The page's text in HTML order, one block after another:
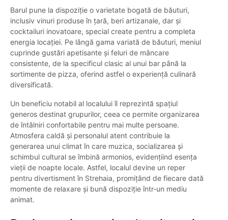
Barul pune la dispoziție o varietate bogată de băuturi,
inclusiv vinuri produse în țară, beri artizanale, dar și
cocktailuri inovatoare, special create pentru a completa
energia locației. Pe lângă gama variată de băuturi, meniul
cuprinde gustări apetisante și feluri de mâncare
consistente, de la specificul clasic al unui bar până la
sortimente de pizza, oferind astfel o experiență culinară
diversificată.
Un beneficiu notabil al localului îl reprezintă spațiul
generos destinat grupurilor, ceea ce permite organizarea
de întâlniri confortabile pentru mai multe persoane.
Atmosfera caldă și personalul atent contribuie la
generarea unui climat în care muzica, socializarea și
schimbul cultural se îmbină armonios, evidențiind esența
vieții de noapte locale. Astfel, localul devine un reper
pentru divertisment în Strehaia, promițând de fiecare dată
momente de relaxare și bună dispoziție într-un mediu
animat.